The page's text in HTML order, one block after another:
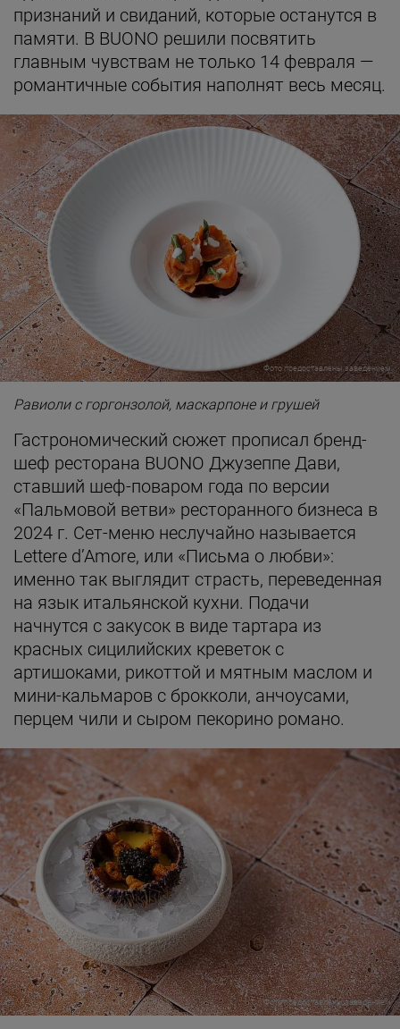
признаний и свиданий, которые останутся в
памяти. В BUONO решили посвятить
главным чувствам не только 14 февраля —
романтичные события наполнят весь месяц.
Фото предоставлены заведением
Равиоли с горгонзолой, маскарпоне и грушей
Гастрономический сюжет прописал бренд-
шеф ресторана BUONO Джузеппе Дави,
ставший шеф-поваром года по версии
«Пальмовой ветви» ресторанного бизнеса в
2024 г. Сет-меню неслучайно называется
Lettere d’Amore, или «Письма о любви»:
именно так выглядит страсть, переведенная
на язык итальянской кухни. Подачи
начнутся с закусок в виде тартара из
красных сицилийских креветок с
артишоками, рикоттой и мятным маслом и
мини-кальмаров с брокколи, анчоусами,
перцем чили и сыром пекорино романо.
Фото предоставлены заведением